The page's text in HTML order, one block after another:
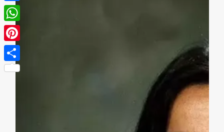
Facebook
WhatsApp
Pinterest
Share